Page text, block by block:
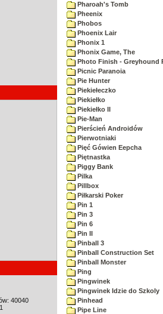
40040
Pharoah's Tomb
Pheenix
Phobos
Phoenix Lair
Phonix 1
Phonix Game, The
Photo Finish - Greyhound
Picnic Paranoia
Pie Hunter
Piekiełeczko
Piekiełko
Piekiełko II
Pie-Man
Pierścień Androidów
Pierwotniaki
Pięć Gówien Eepcha
Piętnastka
Piggy Bank
Pilka
Pillbox
Piłkarski Poker
Pin 1
Pin 3
Pin 6
Pin II
Pinball 3
Pinball Construction Set
Pinball Monster
Ping
Pingwinek
Pingwinek Idzie do Szkoly
Pinhead
Pipe Line